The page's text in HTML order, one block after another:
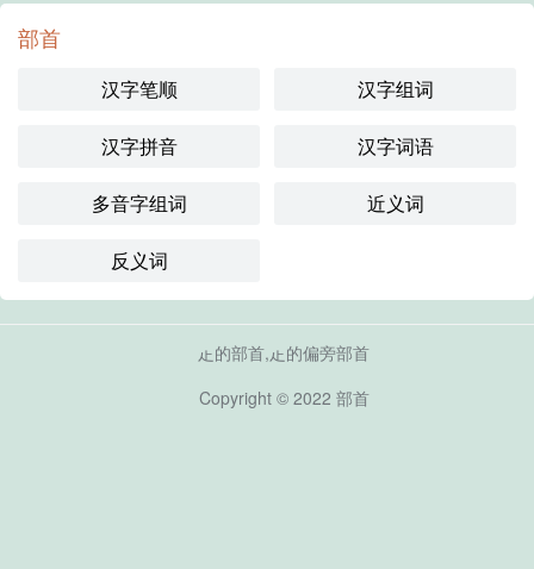
部首
汉字笔顺 汉字组词
汉字拼音 汉字词语
多音字组词 近义词
反义词
龰的部首,龰的偏旁部首
Copyright © 2022 部首